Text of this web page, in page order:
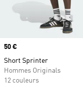
Prix
50 €
Short Sprinter
Hommes Originals
12 couleurs